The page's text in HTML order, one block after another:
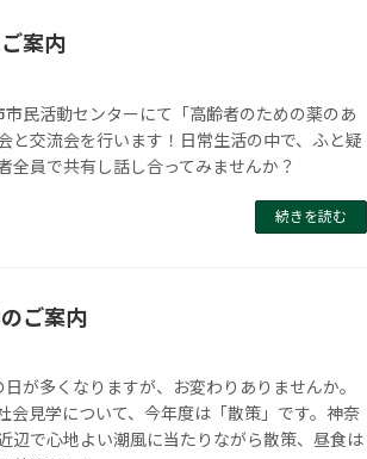
案内
民活動センターにて「高齢者のための薬のあ
と交流会を行います！日常生活の中で、ふと疑
全員で共有し話し合ってみませんか？
続きを読む
ご案内
が多くなりますが、お変わりありませんか。
会見学について、今年度は「散策」です。神奈
辺で心地よい潮風に当たりながら散策、昼食は